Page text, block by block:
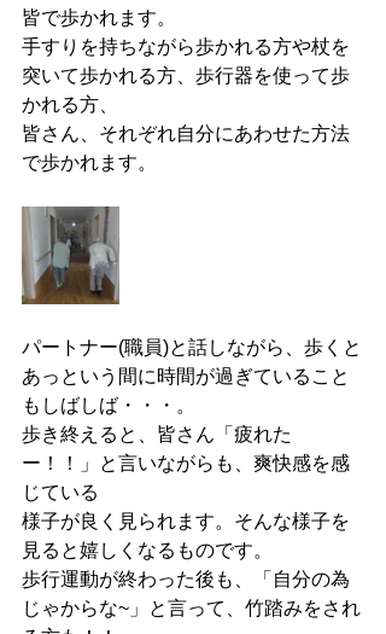
皆で歩かれます。
手すりを持ちながら歩かれる方や杖を
突いて歩かれる方、歩行器を使って歩
かれる方、
皆さん、それぞれ自分にあわせた方法
で歩かれます。
パートナー(職員)と話しながら、歩くと
あっという間に時間が過ぎていること
もしばしば・・・。
歩き終えると、皆さん「疲れた
ー！！」と言いながらも、爽快感を感
じている
様子が良く見られます。そんな様子を
見ると嬉しくなるものです。
歩行運動が終わった後も、「自分の為
じゃからな~」と言って、竹踏みをされ